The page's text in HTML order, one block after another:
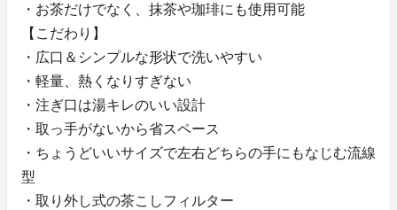
・お茶だけでなく、抹茶や珈琲にも使用可能
【こだわり】
・広口＆シンプルな形状で洗いやすい
・軽量、熱くなりすぎない
・注ぎ口は湯キレのいい設計
・取っ手がないから省スペース
・ちょうどいいサイズで左右どちらの手にもなじむ流線
型
・取り外し式の茶こしフィルター